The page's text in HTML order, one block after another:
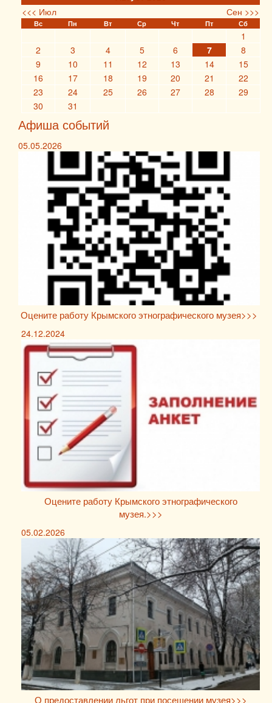
<<< Июл
Сен >>>
Вс Пн Вт Ср Чт Пт Сб
1
2
3 4 5 6 7
8
9
10 11 12 13 14
15
16
17 18 19 20 21
22
23
24 25 26 27 28
29
30
31
Афиша событий
05.05.2026
Оцените работу Крымского этнографического музея>>>
24.12.2024
Оцените работу Крымского этнографического
музея.>>>
05.02.2026
О предоставлении льгот при посещении музея>>>